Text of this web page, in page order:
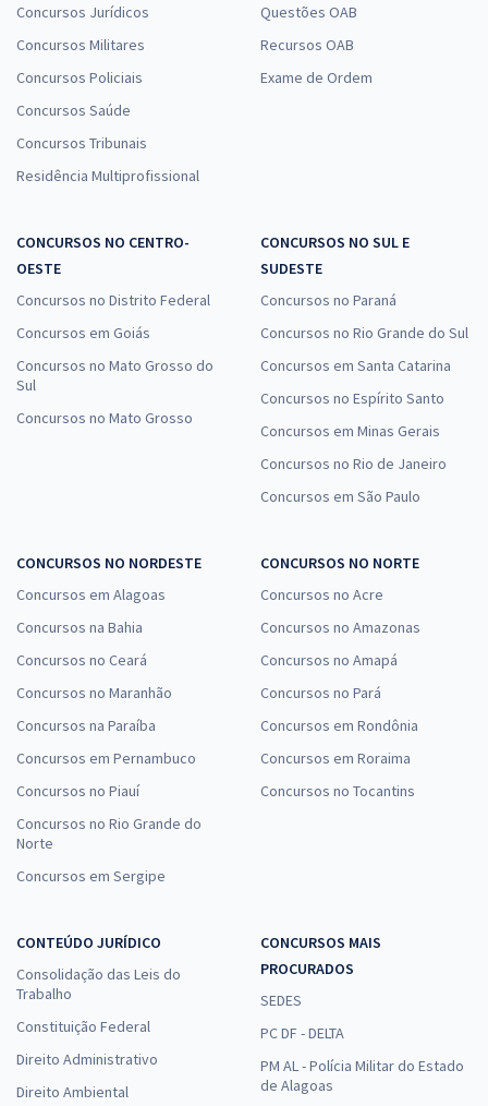
Concursos Jurídicos
Concursos Militares
Concursos Policiais
Concursos Saúde
Concursos Tribunais
Residência Multiprofissional
Questões OAB
Recursos OAB
Exame de Ordem
CONCURSOS NO CENTRO-
OESTE
Concursos no Distrito Federal
Concursos em Goiás
Concursos no Mato Grosso do
Sul
Concursos no Mato Grosso
CONCURSOS NO SUL E
SUDESTE
Concursos no Paraná
Concursos no Rio Grande do Sul
Concursos em Santa Catarina
Concursos no Espírito Santo
Concursos em Minas Gerais
Concursos no Rio de Janeiro
Concursos em São Paulo
CONCURSOS NO NORDESTE
Concursos em Alagoas
Concursos na Bahia
Concursos no Ceará
Concursos no Maranhão
Concursos na Paraíba
Concursos em Pernambuco
Concursos no Piauí
Concursos no Rio Grande do
Norte
Concursos em Sergipe
CONCURSOS NO NORTE
Concursos no Acre
Concursos no Amazonas
Concursos no Amapá
Concursos no Pará
Concursos em Rondônia
Concursos em Roraima
Concursos no Tocantins
CONTEÚDO JURÍDICO
Consolidação das Leis do
Trabalho
Constituição Federal
Direito Administrativo
Direito Ambiental
CONCURSOS MAIS
PROCURADOS
SEDES
PC DF - DELTA
PM AL - Polícia Militar do Estado
de Alagoas